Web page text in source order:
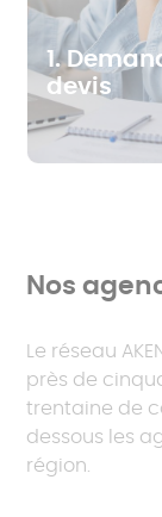
1.
devis
Nos
Le réseau
près de
trentaine de
dessous les
région.